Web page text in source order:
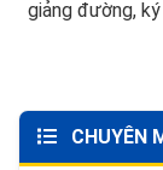
giảng đường,
CHUYÊN